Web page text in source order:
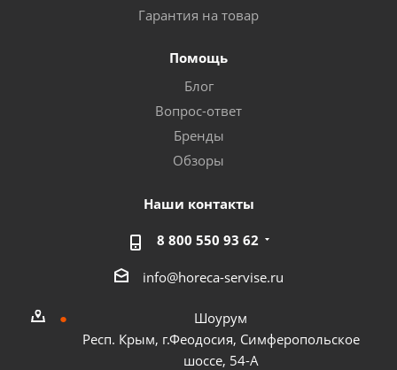
Гарантия на товар
Помощь
Блог
Вопрос-ответ
Бренды
Обзоры
Наши контакты
8 800 550 93 62
info@horeca-servise.ru
Шоурум
Респ. Крым, г.Феодосия, Симферопольское
шоссе, 54-А